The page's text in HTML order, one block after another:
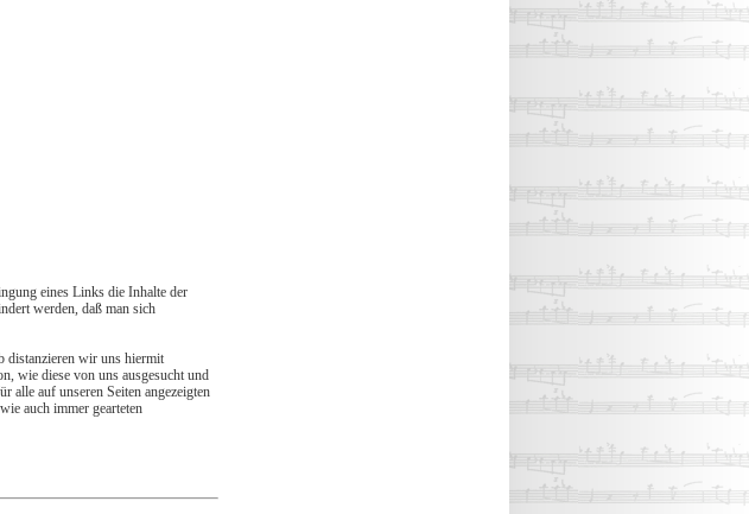
eines Links die Inhalte der
werden, daß man sich
distanzieren wir uns hiermit
wie diese von uns ausgesucht und
alle auf unseren Seiten angezeigten
auch immer gearteten